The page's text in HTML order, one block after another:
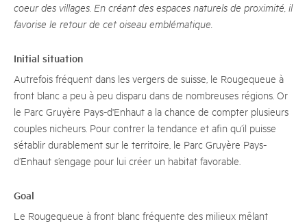
coeur des villages. En créant des espaces naturels de proximité, il
favorise le retour de cet oiseau emblématique.
Initial situation
Autrefois fréquent dans les vergers de suisse, le Rougequeue à
front blanc a peu à peu disparu dans de nombreuses régions. Or
le Parc Gruyère Pays-d'Enhaut a la chance de compter plusieurs
couples nicheurs. Pour contrer la tendance et afin qu’il puisse
s’établir durablement sur le territoire, le Parc Gruyère Pays-
d’Enhaut s’engage pour lui créer un habitat favorable.
Goal
Le Rougequeue à front blanc fréquente des milieux mêlant